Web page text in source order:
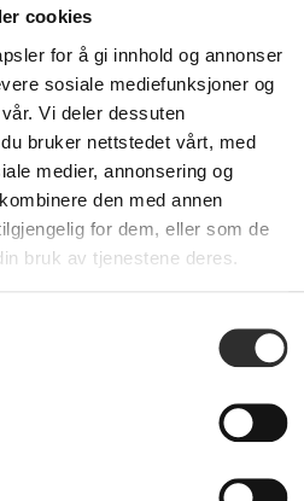
cookies
for å gi innhold og annonser
sosiale mediefunksjoner og
Vi deler dessuten
bruker nettstedet vårt, med
medier, annonsering og
den med annen
for dem, eller som de
bruk av tjenestene deres.
(estimert 10dager)
hodesett - svart (en